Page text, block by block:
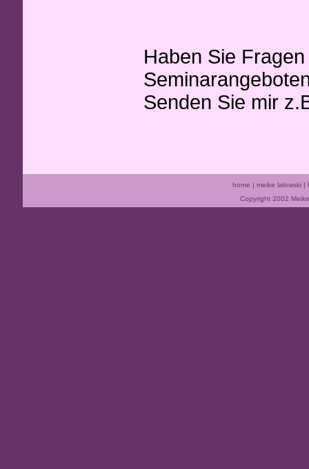
Haben Sie
Senden Sie mir
home | meike lalowski|
Copyright 2002